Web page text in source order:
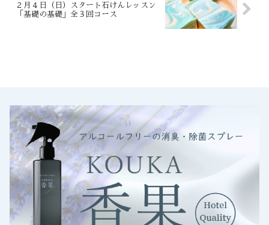
２月４日（日）スタート石けんレッスン
「基礎の基礎」全３回コース